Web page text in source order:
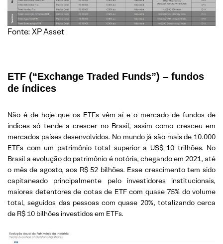
Fonte: XP Asset
ETF (“Exchange Traded Funds”) – fundos
de índices
Não é de hoje que os ETFs vêm aí e o mercado de fundos de
índices só tende a crescer no Brasil, assim como cresceu em
mercados países desenvolvidos. No mundo já são mais de 10.000
ETFs com um patrimônio total superior a US$ 10 trilhões. No
Brasil a evolução do patrimônio é notória, chegando em 2021, até
o mês de agosto, aos R$ 52 bilhões. Esse crescimento tem sido
capitaneado principalmente pelo investidores institucionais,
maiores detentores de cotas de ETF com quase 75% do volume
total, seguidos das pessoas com quase 20%, totalizando cerca
de R$ 10 bilhões investidos em ETFs.